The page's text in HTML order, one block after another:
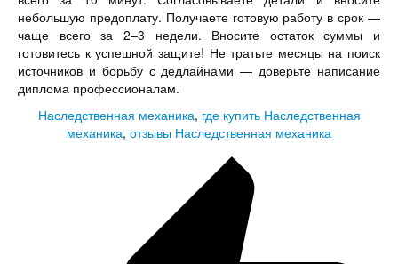
небольшую предоплату. Получаете готовую работу в срок —
чаще всего за 2–3 недели. Вносите остаток суммы и
готовитесь к успешной защите! Не тратьте месяцы на поиск
источников и борьбу с дедлайнами — доверьте написание
диплома профессионалам.
Наследственная механика, где купить Наследственная
механика, отзывы Наследственная механика